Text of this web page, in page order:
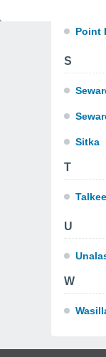
Point
S
Sitka
T
U
W